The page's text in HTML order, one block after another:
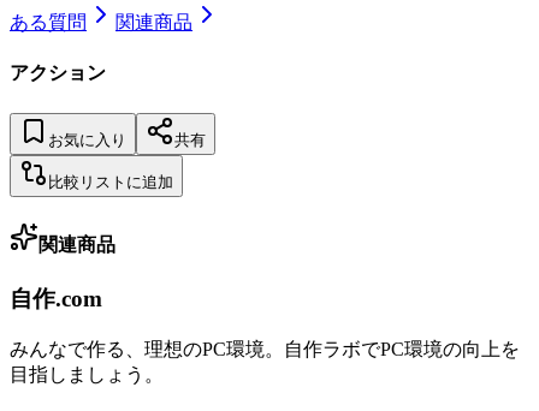
ある質問
関連商品
アクション
お気に入り 共有
比較リストに追加
関連商品
自作.com
みんなで作る、理想のPC環境。 自作ラボでPC環境の向上を
目指しましょう。